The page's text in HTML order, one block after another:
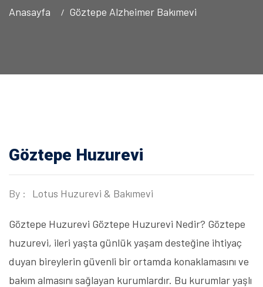
Anasayfa Göztepe Alzheimer Bakımevi
Göztepe Huzurevi
By : Lotus Huzurevi & Bakımevi
Göztepe Huzurevi Göztepe Huzurevi Nedir? Göztepe
huzurevi, ileri yaşta günlük yaşam desteğine ihtiyaç
duyan bireylerin güvenli bir ortamda konaklamasını ve
bakım almasını sağlayan kurumlardır. Bu kurumlar yaşlı